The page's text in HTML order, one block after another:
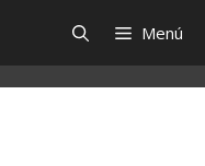
Menú